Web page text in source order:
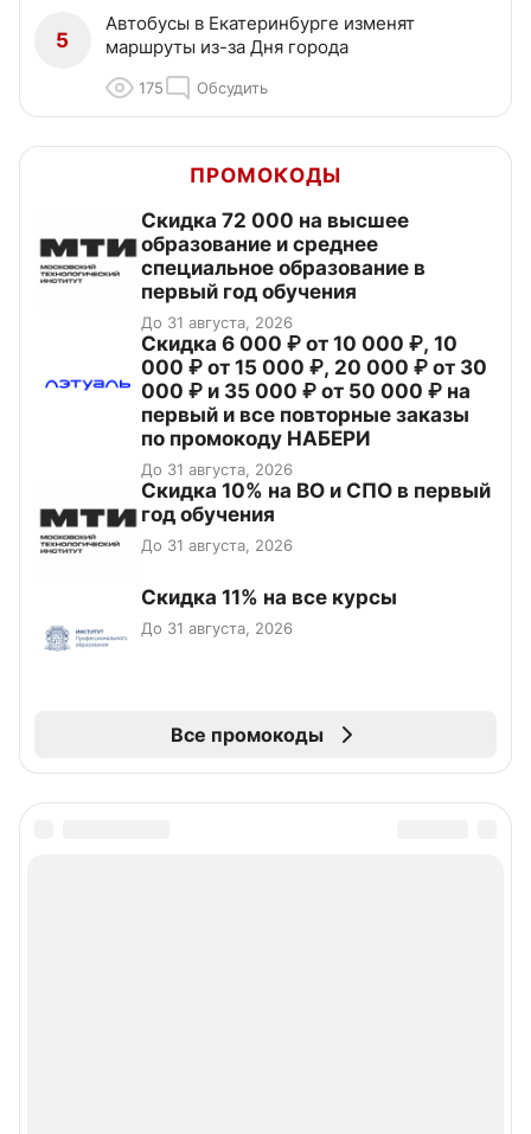
5
Автобусы в Екатеринбурге изменят
маршруты из-за Дня города
175 Обсудить
ПРОМОКОДЫ
Скидка 72 000 на высшее
образование и среднее
специальное образование в
первый год обучения
До 31 августа, 2026
Скидка 6 000 ₽ от 10 000 ₽, 10
000 ₽ от 15 000 ₽, 20 000 ₽ от 30
000 ₽ и 35 000 ₽ от 50 000 ₽ на
первый и все повторные заказы
по промокоду НАБЕРИ
До 31 августа, 2026
Скидка 10% на ВО и СПО в первый
год обучения
До 31 августа, 2026
Скидка 11% на все курсы
До 31 августа, 2026
Все промокоды